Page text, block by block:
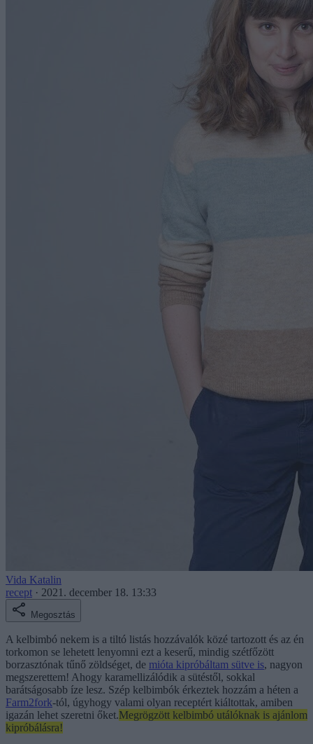
Vida Katalin
recept · 2021. december 18. 13:33
Megosztás
A kelbimbó nekem is a tiltó listás hozzávalók közé tartozott és az én
torkomon se lehetett lenyomni ezt a keserű, mindig szétfőzött
borzasztónak tűnő zöldséget, de mióta kipróbáltam sütve is, nagyon
megszerettem! Ahogy karamellizálódik a sütéstől, sokkal
barátságosabb íze lesz. Szép kelbimbók érkeztek hozzám a héten a
Farm2fork-tól, úgyhogy valami olyan receptért kiáltottak, amiben
igazán lehet szeretni őket.Megrögzött kelbimbó utálóknak is ajánlom
kipróbálásra!